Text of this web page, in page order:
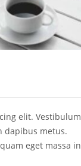
elit. Vestibulum
dapibus metus.
eget massa in